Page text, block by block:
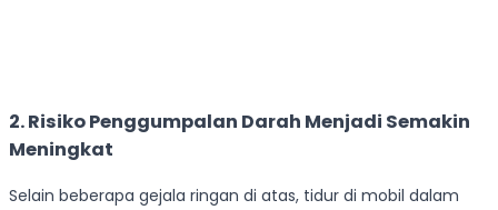
2. Risiko Penggumpalan Darah Menjadi Semakin
Meningkat
Selain beberapa gejala ringan di atas, tidur di mobil dalam